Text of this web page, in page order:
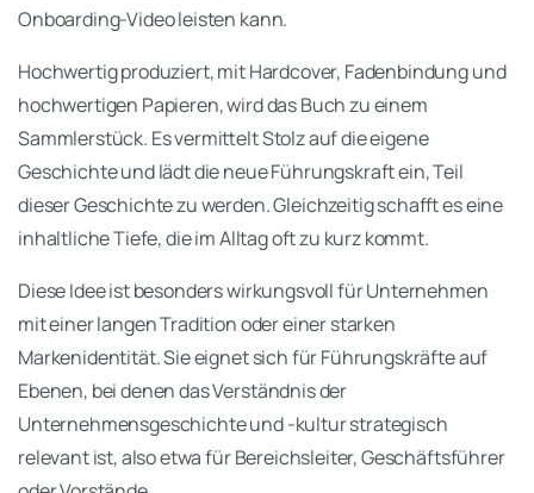
Onboarding-Video leisten kann.
Hochwertig produziert, mit Hardcover, Fadenbindung und
hochwertigen Papieren, wird das Buch zu einem
Sammlerstück. Es vermittelt Stolz auf die eigene
Geschichte und lädt die neue Führungskraft ein, Teil
dieser Geschichte zu werden. Gleichzeitig schafft es eine
inhaltliche Tiefe, die im Alltag oft zu kurz kommt.
Diese Idee ist besonders wirkungsvoll für Unternehmen
mit einer langen Tradition oder einer starken
Markenidentität. Sie eignet sich für Führungskräfte auf
Ebenen, bei denen das Verständnis der
Unternehmensgeschichte und -kultur strategisch
relevant ist, also etwa für Bereichsleiter, Geschäftsführer